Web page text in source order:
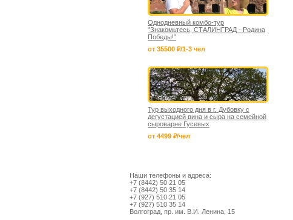
Однодневный комбо-тур
"Знакомьтесь, СТАЛИНГРАД - Родина
Победы!"
от 35500 ₽/1-3 чел
Тур выходного дня в г. Дубовку с
дегустацией вина и сыра на семейной
сыроварне Гусевых
от 4499 ₽/чел
Наши телефоны и адреса:
+7 (8442) 50 21 05
+7 (8442) 50 35 14
+7 (927) 510 21 05
+7 (927) 510 35 14
Волгоград, пр. им. В.И. Ленина, 15